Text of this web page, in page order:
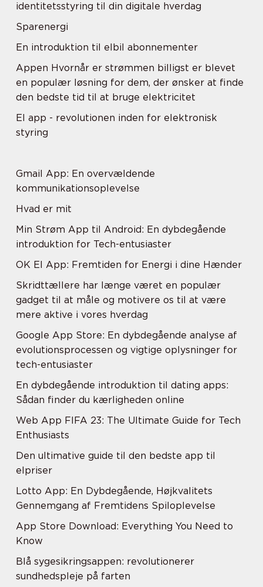
identitetsstyring til din digitale hverdag
Sparenergi
En introduktion til elbil abonnementer
Appen Hvornår er strømmen billigst er blevet
en populær løsning for dem, der ønsker at finde
den bedste tid til at bruge elektricitet
El app - revolutionen inden for elektronisk
styring
Gmail App: En overvældende
kommunikationsoplevelse
Hvad er mit
Min Strøm App til Android: En dybdegående
introduktion for Tech-entusiaster
OK El App: Fremtiden for Energi i dine Hænder
Skridttællere har længe været en populær
gadget til at måle og motivere os til at være
mere aktive i vores hverdag
Google App Store: En dybdegående analyse af
evolutionsprocessen og vigtige oplysninger for
tech-entusiaster
En dybdegående introduktion til dating apps:
Sådan finder du kærligheden online
Web App FIFA 23: The Ultimate Guide for Tech
Enthusiasts
Den ultimative guide til den bedste app til
elpriser
Lotto App: En Dybdegående, Højkvalitets
Gennemgang af Fremtidens Spiloplevelse
App Store Download: Everything You Need to
Know
Blå sygesikringsappen: revolutionerer
sundhedspleje på farten